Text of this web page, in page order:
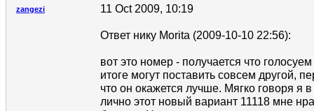
zangezi 11 Oct 2009, 10:19
Ответ нику Morita (2009-10-10 22:56):
вот это номер - получается что
итоге могут поставить совсем другой,
что он окажется лучше. Мягко говоря я
лично этот новый вариант 11118 мне